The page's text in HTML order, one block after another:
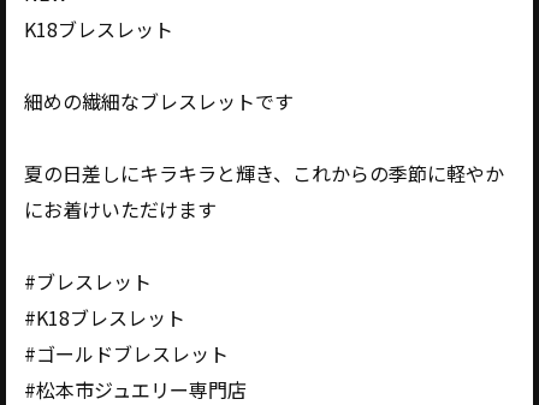
K18ブレスレット
細めの繊細なブレスレットです
夏の日差しにキラキラと輝き、これからの季節に軽やか
にお着けいただけます
#ブレスレット
#K18ブレスレット
#ゴールドブレスレット
#松本市ジュエリー専門店